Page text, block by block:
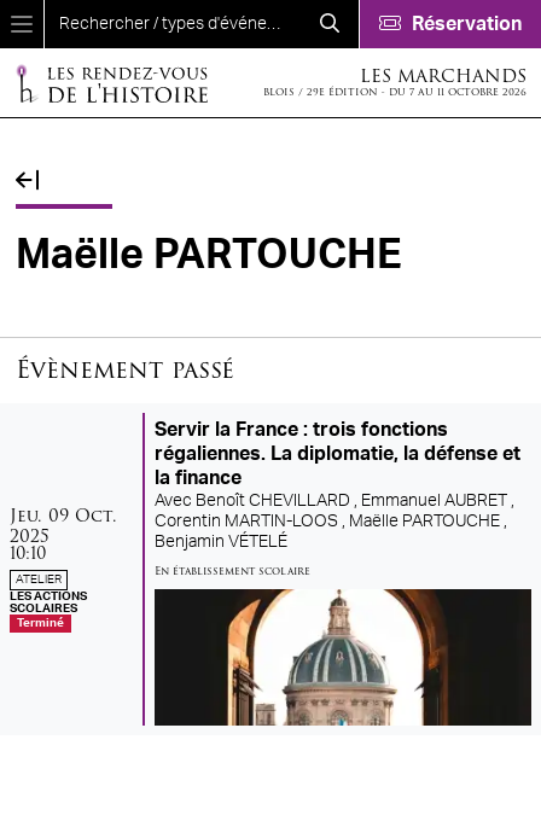
Aller au contenu principal
Réservation
LES MARCHANDS
BLOIS / 29E ÉDITION - DU 7 AU 11 OCTOBRE 2026
Maëlle PARTOUCHE
Évènement passé
jeudi
Jeu. 09 octobre
Oct.
2025
10:10
ATELIER
LES ACTIONS
SCOLAIRES
Terminé
Servir la France : trois fonctions
régaliennes. La diplomatie, la défense et
la finance
Avec Benoît CHEVILLARD , Emmanuel AUBRET ,
Corentin MARTIN-LOOS , Maëlle PARTOUCHE ,
Benjamin VÉTELÉ
En établissement scolaire